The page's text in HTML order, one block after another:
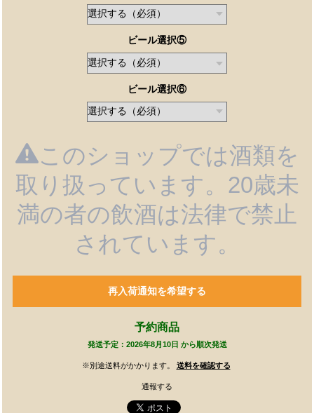
ビール選択⑤
ビール選択⑥
このショップでは酒類を
取り扱っています。20歳未
満の者の飲酒は法律で禁止
されています。
再入荷通知を希望する
予約商品
発送予定：2026年8月10日 から順次発送
※別途送料がかかります。 送料を確認する
通報する